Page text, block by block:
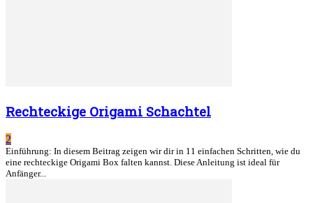
Rechteckige Origami Schachtel
2
Einführung: In diesem Beitrag zeigen wir dir in 11 einfachen Schritten, wie du
eine rechteckige Origami Box falten kannst. Diese Anleitung ist ideal für
Anfänger...